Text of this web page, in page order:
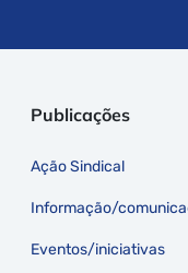
Publicações
Ação Sindical
Informação/
Eventos/iniciativas